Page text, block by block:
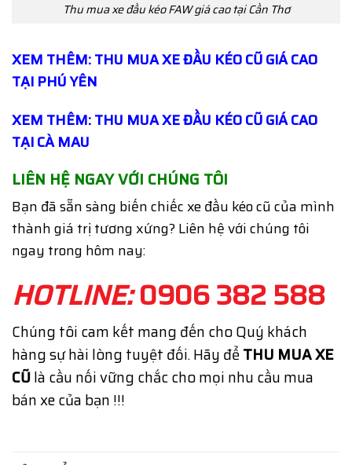
Thu mua xe đầu kéo FAW giá cao tại Cần Thơ
XEM THÊM: THU MUA XE ĐẦU KÉO CŨ GIÁ CAO
TẠI PHÚ YÊN
XEM THÊM: THU MUA XE ĐẦU KÉO CŨ GIÁ CAO
TẠI CÀ MAU
LIÊN HỆ NGAY VỚI CHÚNG TÔI
Bạn đã sẵn sàng biến chiếc xe đầu kéo cũ của mình
thành giá trị tương xứng? Liên hệ với chúng tôi
ngay trong hôm nay:
HOTLINE:0906 382 588
Chúng tôi cam kết mang đến cho Quý khách
hàng sự hài lòng tuyệt đối. Hãy để THU MUA XE
CŨlà cầu nối vững chắc cho mọi nhu cầu mua
bán xe của bạn !!!